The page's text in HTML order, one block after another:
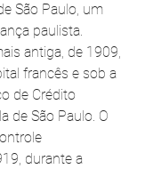
São Paulo, um
paulista.
antiga, de 1909,
francês e sob a
de Crédito
de São Paulo. O
durante a